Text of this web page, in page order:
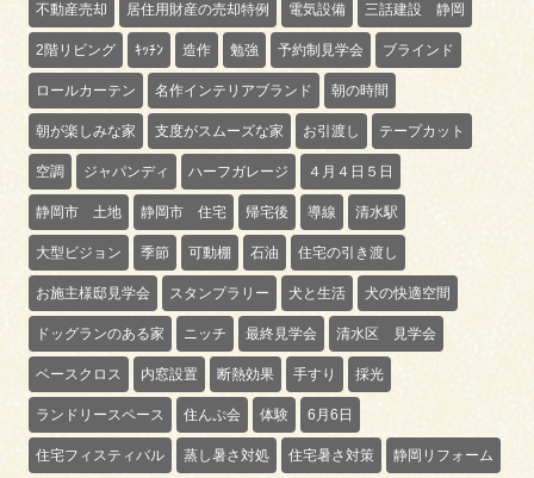
不動産売却 居住用財産の売却特例 電気設備 三話建設 静岡
2階リビング ｷｯﾁﾝ 造作 勉強 予約制見学会 ブラインド
ロールカーテン 名作インテリアブランド 朝の時間
朝が楽しみな家 支度がスムーズな家 お引渡し テープカット
空調 ジャパンディ ハーフガレージ ４月４日５日
静岡市 土地 静岡市 住宅 帰宅後 導線 清水駅
大型ビジョン 季節 可動棚 石油 住宅の引き渡し
お施主様邸見学会 スタンプラリー 犬と生活 犬の快適空間
ドッグランのある家 ニッチ 最終見学会 清水区 見学会
ベースクロス 内窓設置 断熱効果 手すり 採光
ランドリースペース 住んぷ会 体験 6月6日
住宅フィスティバル 蒸し暑さ対処 住宅暑さ対策 静岡リフォーム